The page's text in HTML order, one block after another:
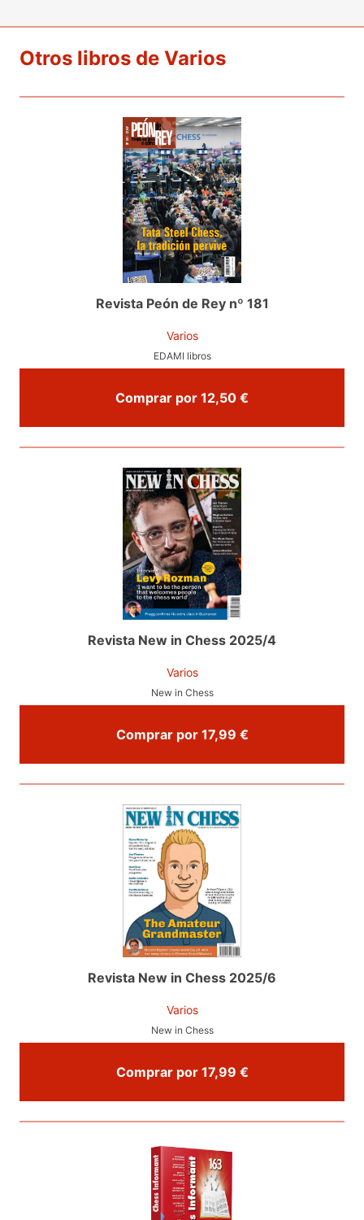
Otros libros de Varios
Revista Peón de Rey nº 181
Varios
EDAMI libros
Comprar por 12,50 €
Revista New in Chess 2025/4
Varios
New in Chess
Comprar por 17,99 €
Revista New in Chess 2025/6
Varios
New in Chess
Comprar por 17,99 €